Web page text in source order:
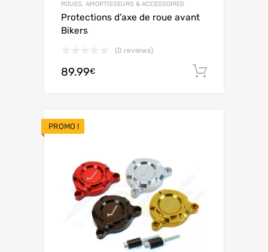
ROUES, AMORTISSEURS & ACCESSOIRES
Protections d’axe de roue avant
Bikers
(0 reviews)
89.99€
PROMO !